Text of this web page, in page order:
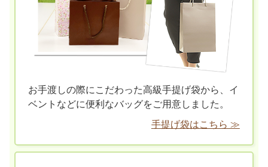
お手渡しの際にこだわった高級手提げ袋から、イ
ベントなどに便利なバッグをご用意しました。
手提げ袋はこちら ≫